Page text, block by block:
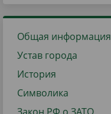
Общая информация
Устав города
История
Символика